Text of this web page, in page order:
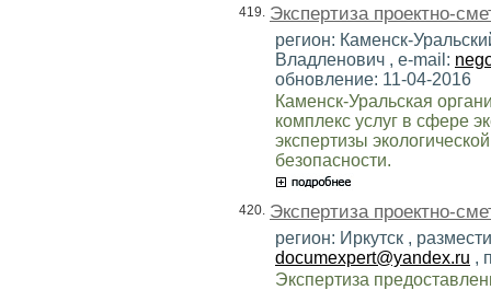
419. Экспертиза проектно-
регион: Каменск-
Владленович , e-mail:
обновление: 11-04-2016
Каменск-Уральская
комплекс услуг в сфере
экспертизы
безопасности.
420. Экспертиза проектно-
регион: Иркутск ,
documexpert@yandex.ru ,
Экспертиза